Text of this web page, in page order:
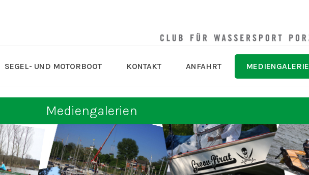
SEGEL- UND MOTORBOOT KONTAKT ANFAHRT MEDIENGALERIE
Mediengalerien